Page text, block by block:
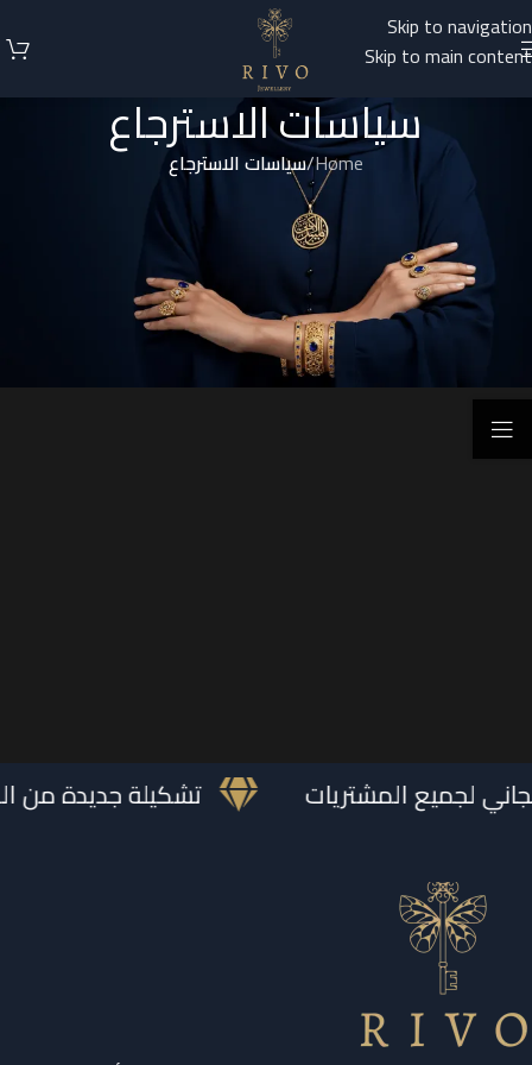
Skip to navigation
Skip to main content
سياسات الاسترجاع
Home
/سياسات الاسترجاع
ريفو للذهب
(Rivo Gold) نسعى لضمان رضا عملائنا الكرام عن
جميع مشترياتهم. نحن نفهم أن هناك حالات قد ترغبون فيها بإرجاع أو
استبدال المنتج. تم وضع سياسة الاسترجاع هذه لتوضيح الإجراءات
والشروط المتعلقة بإرجاع واستبدال المنتجات.
لجميع المشتريات تشكيلة جديدة من